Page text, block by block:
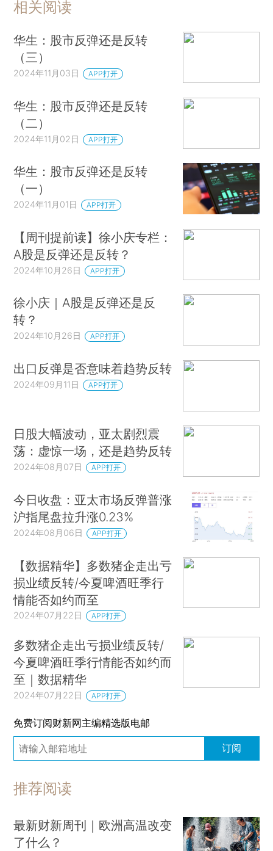
相关阅读
华生：股市反弹还是反转
（三）
2024年11月03日 APP打开
华生：股市反弹还是反转
（二）
2024年11月02日 APP打开
华生：股市反弹还是反转
（一）
2024年11月01日 APP打开
【周刊提前读】徐小庆专栏：
A股是反弹还是反转？
2024年10月26日 APP打开
徐小庆｜A股是反弹还是反
转？
2024年10月26日 APP打开
出口反弹是否意味着趋势反转
2024年09月11日 APP打开
日股大幅波动，亚太剧烈震
荡：虚惊一场，还是趋势反转
2024年08月07日 APP打开
今日收盘：亚太市场反弹普涨
沪指尾盘拉升涨0.23%
2024年08月06日 APP打开
【数据精华】多数猪企走出亏
损业绩反转/今夏啤酒旺季行
情能否如约而至
2024年07月22日 APP打开
多数猪企走出亏损业绩反转/
今夏啤酒旺季行情能否如约而
至｜数据精华
2024年07月22日 APP打开
免费订阅财新网主编精选版电邮
订阅
推荐阅读
最新财新周刊｜欧洲高温改变
了什么？